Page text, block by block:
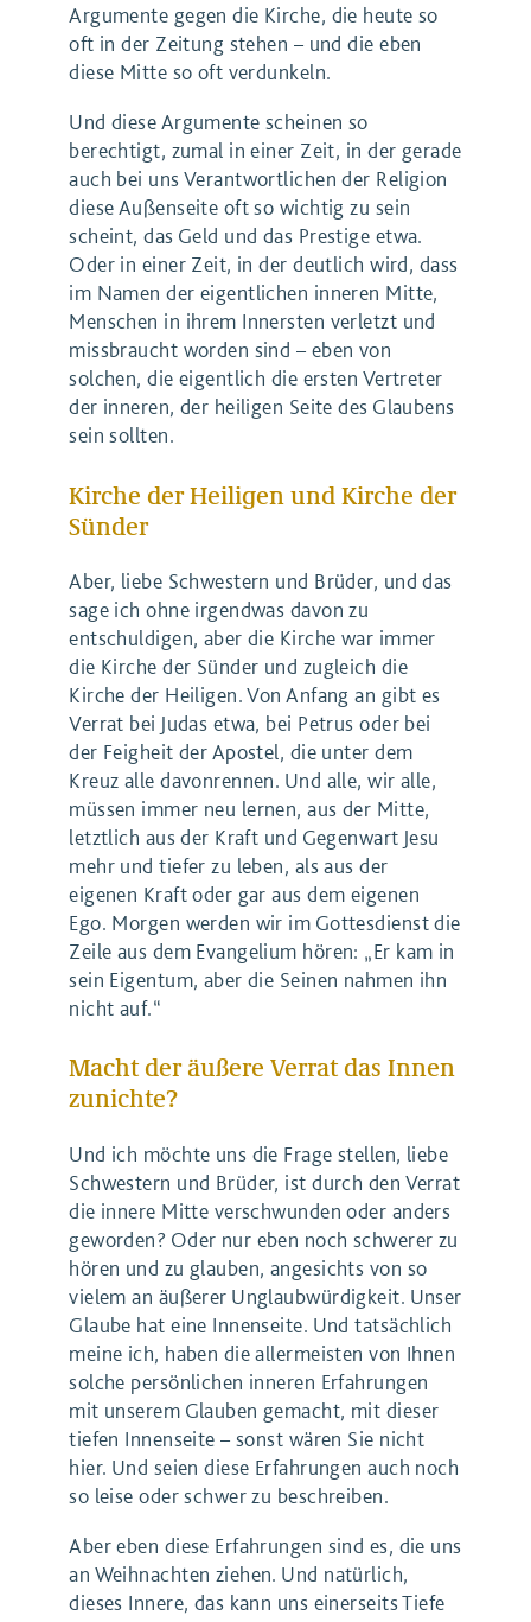
Argumente gegen die Kirche, die heute so
oft in der Zeitung stehen – und die eben
diese Mitte so oft verdunkeln.
Und diese Argumente scheinen so
berechtigt, zumal in einer Zeit, in der gerade
auch bei uns Verantwortlichen der Religion
diese Außenseite oft so wichtig zu sein
scheint, das Geld und das Prestige etwa.
Oder in einer Zeit, in der deutlich wird, dass
im Namen der eigentlichen inneren Mitte,
Menschen in ihrem Innersten verletzt und
missbraucht worden sind – eben von
solchen, die eigentlich die ersten Vertreter
der inneren, der heiligen Seite des Glaubens
sein sollten.
Kirche der Heiligen und Kirche der
Sünder
Aber, liebe Schwestern und Brüder, und das
sage ich ohne irgendwas davon zu
entschuldigen, aber die Kirche war immer
die Kirche der Sünder und zugleich die
Kirche der Heiligen. Von Anfang an gibt es
Verrat bei Judas etwa, bei Petrus oder bei
der Feigheit der Apostel, die unter dem
Kreuz alle davonrennen. Und alle, wir alle,
müssen immer neu lernen, aus der Mitte,
letztlich aus der Kraft und Gegenwart Jesu
mehr und tiefer zu leben, als aus der
eigenen Kraft oder gar aus dem eigenen
Ego. Morgen werden wir im Gottesdienst die
Zeile aus dem Evangelium hören: „Er kam in
sein Eigentum, aber die Seinen nahmen ihn
nicht auf.“
Macht der äußere Verrat das Innen
zunichte?
Und ich möchte uns die Frage stellen, liebe
Schwestern und Brüder, ist durch den Verrat
die innere Mitte verschwunden oder anders
geworden? Oder nur eben noch schwerer zu
hören und zu glauben, angesichts von so
vielem an äußerer Unglaubwürdigkeit. Unser
Glaube hat eine Innenseite. Und tatsächlich
meine ich, haben die allermeisten von Ihnen
solche persönlichen inneren Erfahrungen
mit unserem Glauben gemacht, mit dieser
tiefen Innenseite – sonst wären Sie nicht
hier. Und seien diese Erfahrungen auch noch
so leise oder schwer zu beschreiben.
Aber eben diese Erfahrungen sind es, die uns
an Weihnachten ziehen. Und natürlich,
dieses Innere, das kann uns einerseits Tiefe